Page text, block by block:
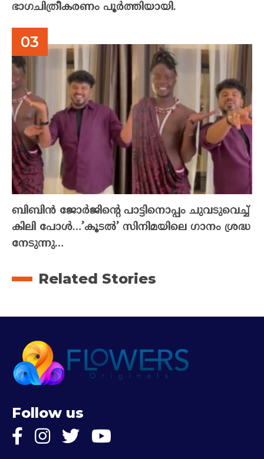
ഭാഗചിത്രീകരണം പൂർത്തിയായി.
ബിബിൻ ജോർജിന്റെ പാട്ടിനൊപ്പം ചുവടുവെച്ച്
കിലി പോൾ…’കൂടൽ’ സിനിമയിലെ ഗാനം ശ്രദ്ധ
നേടുന്നു…
Related Stories
Follow us